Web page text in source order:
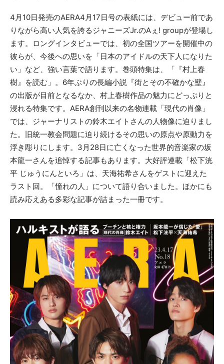
4月10日発売のAERA4月17日号の表紙には、デビュー前であ
りながら高い人気を誇るジャニーズJr.のAぇ! groupが登場し
ます。ロングインタビューでは、初の全国ツアーを開催中の
彼らが、今後への思いを「日本のアイドルの天下人になりた
い」など、強い言葉で語ります。巻頭特集は、「『村上春
樹』を読む」。6年ぶりの長編小説『街とその不確かな壁』
の出版が目前となるなか、村上春樹作品の魅力にどっぷりと
浸れる特集です。AERA創刊以来の名物連載「現代の肖像」
では、ジャーナリストの鈴木エイトさんの人物像に迫りまし
た。旧統一教会問題に迫り続けるその思いの原点や原動力を
浮き彫りにします。3月28日に亡くなった世界的音楽家の坂
本龍一さんを追悼する記事もあります。大好評連載「松下洸
平 じゅうにんといろ」は、天海祐希さんをゲストに迎えた
ラスト回。「憧れの人」について語り合いました。ほかにも
読み応えある多彩な記事が詰まった一冊です。